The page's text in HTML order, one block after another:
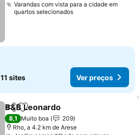
Varandas com vista para a cidade em
quartos selecionados
11 sites Ver preços
PartilharAdicionar aos favoritos
B&B Leonardo
8,1 Muito boa
209
Rho, a 4.2 km de Arese